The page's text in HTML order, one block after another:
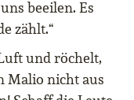
beeilen. Es
zählt.“
und röchelt,
Malio nicht aus